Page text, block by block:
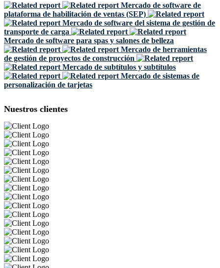
Mercado de software de
plataforma de habilitación de ventas (SEP)
Mercado de software del sistema de gestión de
transporte de carga
Mercado de software para spas y salones de belleza
Mercado de herramientas
de gestión de proyectos de construcción
Mercado de subtítulos y subtítulos
Mercado de sistemas de
personalización de tarjetas
Nuestros clientes